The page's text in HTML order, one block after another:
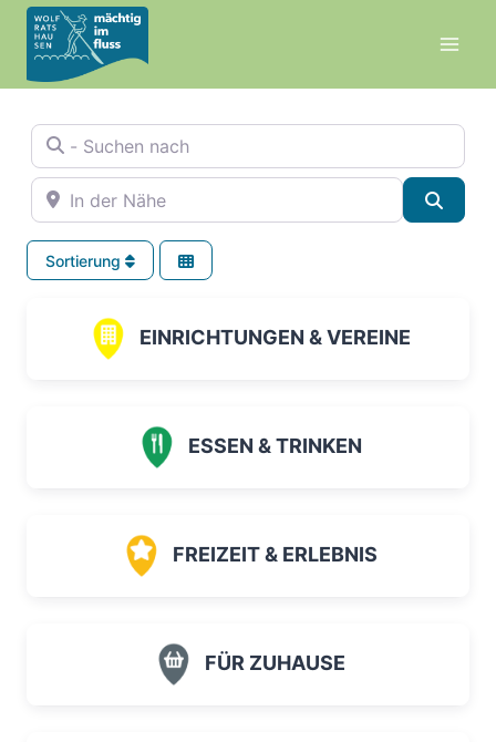
Zum
Inhalt
springen
- Suchen nach
In der Nähe
Sortierung
EINRICHTUNGEN & VEREINE
ESSEN & TRINKEN
FREIZEIT & ERLEBNIS
FÜR ZUHAUSE